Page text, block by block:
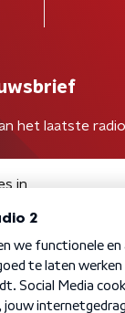
het laatste